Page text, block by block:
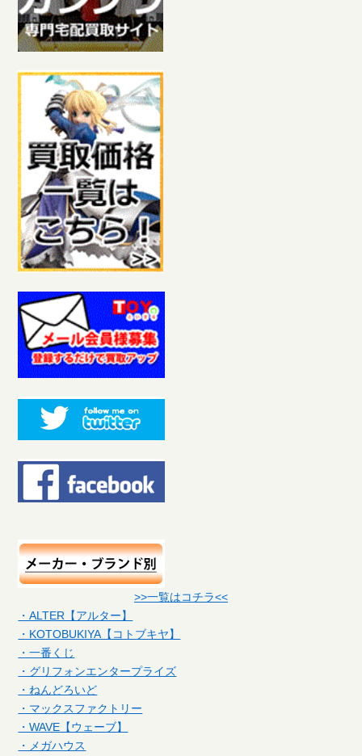
>>一覧はコチラ<<
・ALTER【アルター】
・KOTOBUKIYA【コトブキヤ】
・一番くじ
・グリフォンエンタープライズ
・ねんどろいど
・マックスファクトリー
・WAVE【ウェーブ】
・メガハウス